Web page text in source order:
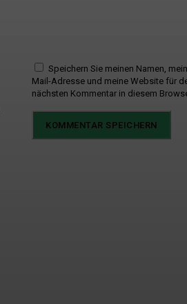
Speichern Sie meinen Namen,
Mail-Adresse und meine Website für
nächsten Kommentar in diesem